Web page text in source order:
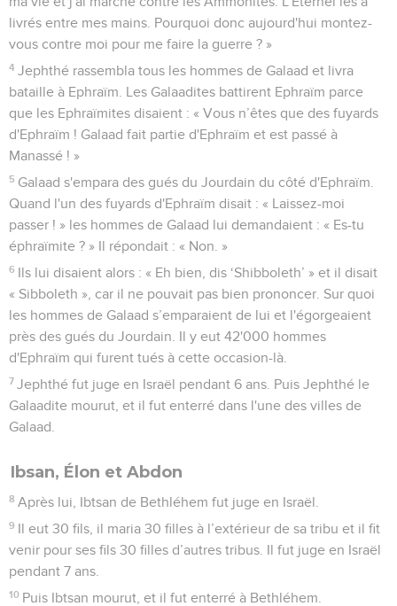
livrés entre mes mains. Pourquoi donc aujourd'hui montez-
vous contre moi pour me faire la guerre ? »
4 Jephthé rassembla tous les hommes de Galaad et livra
bataille à Ephraïm. Les Galaadites battirent Ephraïm parce
que les Ephraïmites disaient : « Vous n’êtes que des fuyards
d'Ephraïm ! Galaad fait partie d'Ephraïm et est passé à
Manassé ! »
5 Galaad s'empara des gués du Jourdain du côté d'Ephraïm.
Quand l'un des fuyards d'Ephraïm disait : « Laissez-moi
passer ! » les hommes de Galaad lui demandaient : « Es-tu
éphraïmite ? » Il répondait : « Non. »
6 Ils lui disaient alors : « Eh bien, dis ‘Shibboleth’ » et il disait
« Sibboleth », car il ne pouvait pas bien prononcer. Sur quoi
les hommes de Galaad s’emparaient de lui et l'égorgeaient
près des gués du Jourdain. Il y eut 42'000 hommes
d'Ephraïm qui furent tués à cette occasion-là.
7 Jephthé fut juge en Israël pendant 6 ans. Puis Jephthé le
Galaadite mourut, et il fut enterré dans l'une des villes de
Galaad.
Ibsan, Élon et Abdon
8 Après lui, Ibtsan de Bethléhem fut juge en Israël.
9 Il eut 30 fils, il maria 30 filles à l’extérieur de sa tribu et il fit
venir pour ses fils 30 filles d’autres tribus. Il fut juge en Israël
pendant 7 ans.
10 Puis Ibtsan mourut, et il fut enterré à Bethléhem.